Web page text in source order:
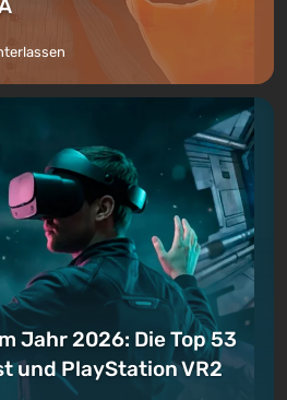
Jahr 2026: Die Top 53
und PlayStation VR2